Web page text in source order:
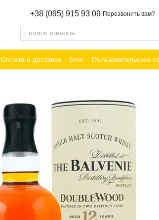
+38 (095) 915 93 09 Перезвонить вам?
Оплата и доставка Блог Пользовательское